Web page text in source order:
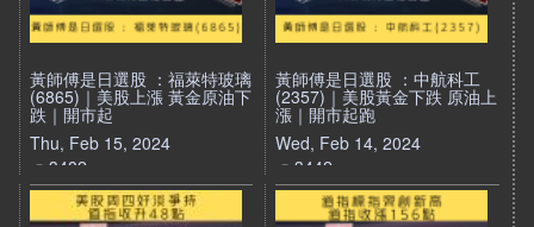
黃師傅是日選股 ：福萊特玻璃
(6865)｜美股上漲 黃金原油下
跌｜開市起
Thu, Feb 15, 2024
3482
黃師傅是日選股 ：中航科工
(2357)｜美股黃金下跌 原油上
漲｜開市起跑
Wed, Feb 14, 2024
3442